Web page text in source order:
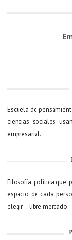
Escuela de
ciencias sociales
empresarial.
Filosofía política que
espacio de cada
elegir —libre mercado.